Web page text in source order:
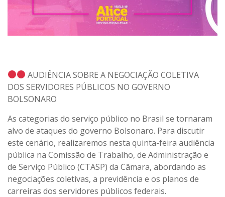
AUDIÊNCIA SOBRE A NEGOCIAÇÃO COLETIVA
DOS SERVIDORES PÚBLICOS NO GOVERNO
BOLSONARO
As categorias do serviço público no Brasil se tornaram
alvo de ataques do governo Bolsonaro. Para discutir
este cenário, realizaremos nesta quinta-feira audiência
pública na Comissão de Trabalho, de Administração e
de Serviço Público (CTASP) da Câmara, abordando as
negociações coletivas, a previdência e os planos de
carreiras dos servidores públicos federais.